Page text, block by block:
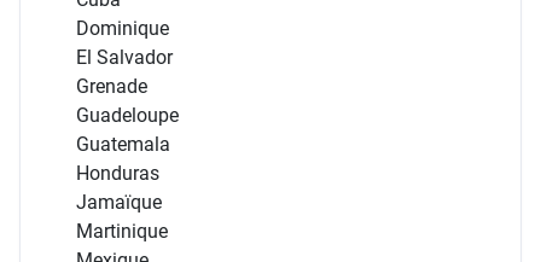
Dominique
El Salvador
Grenade
Guadeloupe
Guatemala
Honduras
Jamaïque
Martinique